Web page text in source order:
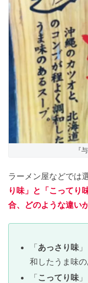
『
ラーメン屋などでは
り味」と「こってり
合、どのような違い
「あっさり味
和したうま味の
「こってり味